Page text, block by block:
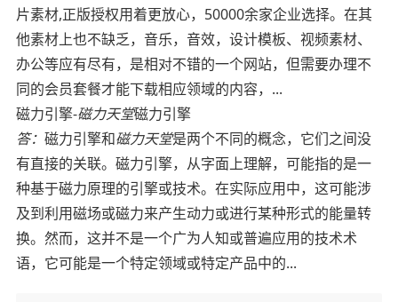
片素材,正版授权用着更放心，50000余家企业选择。在其
他素材上也不缺乏，音乐，音效，设计模板、视频素材、
办公等应有尽有，是相对不错的一个网站，但需要办理不
同的会员套餐才能下载相应领域的内容，...
磁力引擎-磁力天堂磁力引擎
答： 磁力引擎和磁力天堂是两个不同的概念，它们之间没
有直接的关联。磁力引擎，从字面上理解，可能指的是一
种基于磁力原理的引擎或技术。在实际应用中，这可能涉
及到利用磁场或磁力来产生动力或进行某种形式的能量转
换。然而，这并不是一个广为人知或普遍应用的技术术
语，它可能是一个特定领域或特定产品中的...